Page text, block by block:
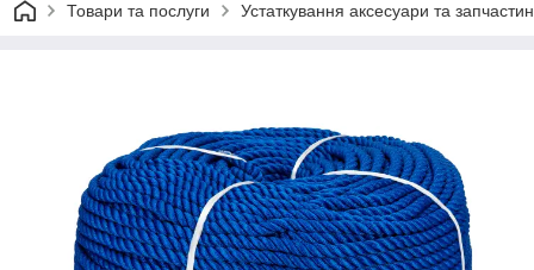
Товари та послуги Устаткування аксесуари та